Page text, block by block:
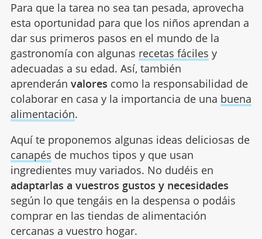
Para que la tarea no sea tan pesada, aprovecha
esta oportunidad para que los niños aprendan a
dar sus primeros pasos en el mundo de la
gastronomía con algunas recetas fáciles y
adecuadas a su edad. Así, también
aprenderán valores como la responsabilidad de
colaborar en casa y la importancia de una buena
alimentación.
Aquí te proponemos algunas ideas deliciosas de
canapés de muchos tipos y que usan
ingredientes muy variados. No dudéis en
adaptarlas a vuestros gustos y necesidades
según lo que tengáis en la despensa o podáis
comprar en las tiendas de alimentación
cercanas a vuestro hogar.